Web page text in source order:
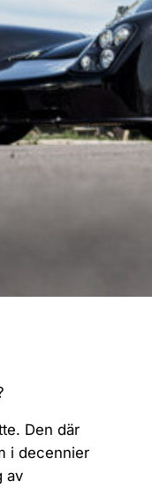
Den där
i decennier
av